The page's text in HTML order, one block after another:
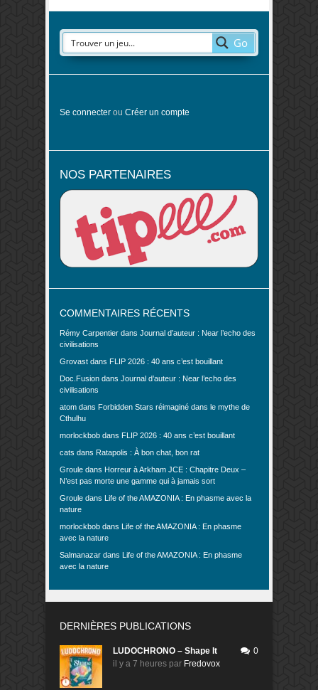
Go
Se connecter ou Créer un compte
NOS PARTENAIRES
COMMENTAIRES RÉCENTS
Rémy Carpentier dans Journal d’auteur : Near l’echo des
civilisations
Grovast dans FLIP 2026 : 40 ans c’est bouillant
Doc.Fusion dans Journal d’auteur : Near l’echo des
civilisations
atom dans Forbidden Stars réimaginé dans le mythe de
Cthulhu
morlockbob dans FLIP 2026 : 40 ans c’est bouillant
cats dans Ratapolis : À bon chat, bon rat
Groule dans Horreur à Arkham JCE : Chapitre Deux –
N’est pas morte une gamme qui à jamais sort
Groule dans Life of the AMAZONIA : En phasme avec la
nature
morlockbob dans Life of the AMAZONIA : En phasme
avec la nature
Salmanazar dans Life of the AMAZONIA : En phasme
avec la nature
DERNIÈRES PUBLICATIONS
LUDOCHRONO – Shape It
il y a 7 heures par Fredovox
0